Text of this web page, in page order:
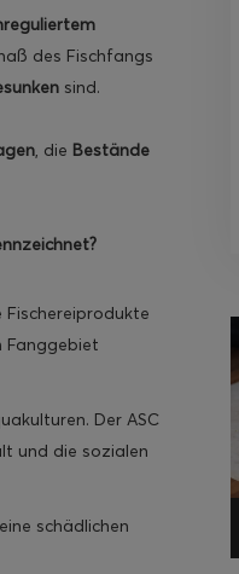
des Fischfangs
sind.
, die Bestände
Fanggebiet
Der ASC
und die sozialen
schädlichen